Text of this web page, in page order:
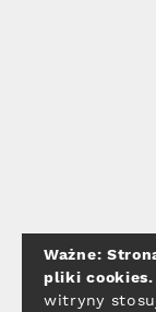
Ważne:
pliki cookies.
witryny